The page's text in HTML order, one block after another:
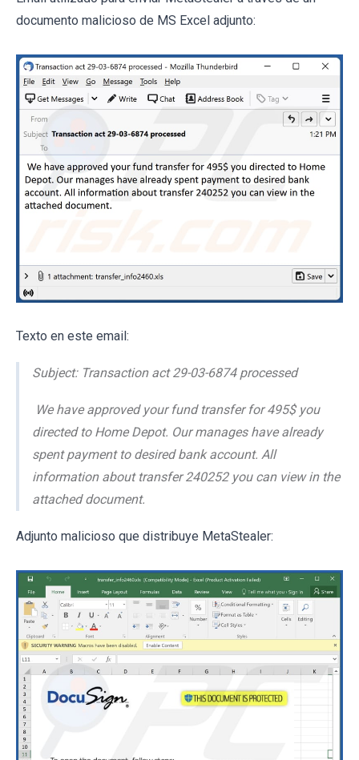
documento malicioso de MS Excel adjunto:
Texto en este email:
Subject: Transaction act 29-03-6874 processed
We have approved your fund transfer for 495$ you
directed to Home Depot. Our manages have already
spent payment to desired bank account. All
information about transfer 240252 you can view in the
attached document.
Adjunto malicioso que distribuye MetaStealer: